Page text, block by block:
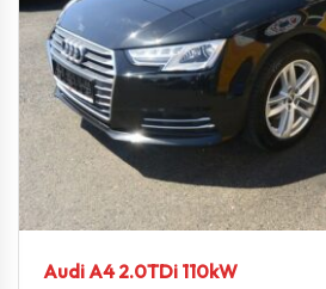
Audi A4 2.0TDi 110kW